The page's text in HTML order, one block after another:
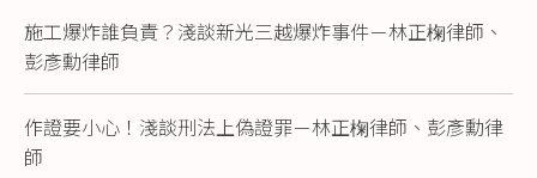
施工爆炸誰負責？淺談新光三越爆炸事件－林正椈律師、
彭彥勳律師
作證要小心！淺談刑法上偽證罪－林正椈律師、彭彥勳律
師